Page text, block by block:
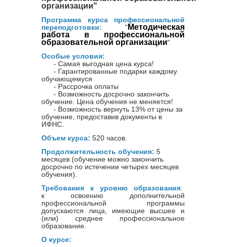
организации"
Программа курса профессиональной
переподготовки: "Методическая
работа в профессиональной
образовательной организации"
Особые условия:
- Самая выгодная цена курса!
- Гарантированные подарки каждому
обучающемуся
- Рассрочка оплаты
- Возможность досрочно закончить
обучение. Цена обучения не меняется!
- Возможность вернуть 13% от цены за
обучение, предоставив документы в
ИФНС.
Объем курса: 520 часов.
Продолжительность обучения: 5
месяцев (обучение можно закончить
досрочно по истечении четырех месяцев
обучения).
Требования к уровню образования:
к освоению дополнительной
профессиональной программы
допускаются лица, имеющие высшее и
(или) среднее профессиональное
образование.
О курсе: